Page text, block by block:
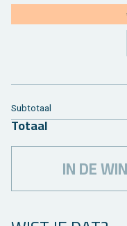
Sub­to­taal
To­taal
IN DE